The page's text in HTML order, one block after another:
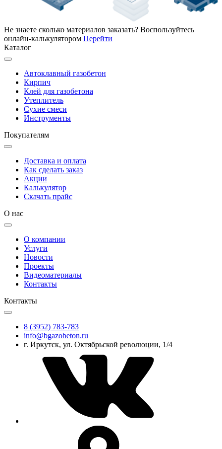
Не знаете сколько материалов заказать? Воспользуйтесь
онлайн-калькулятором Перейти
Каталог
Автоклавный газобетон
Кирпич
Клей для газобетона
Утеплитель
Сухие смеси
Инструменты
Покупателям
Доставка и оплата
Как сделать заказ
Акции
Калькулятор
Скачать прайс
О нас
О компании
Услуги
Новости
Проекты
Видеоматериалы
Контакты
Контакты
8 (3952) 783-783
info@bgazobeton.ru
г. Иркутск, ул. Октябрьской революции, 1/4